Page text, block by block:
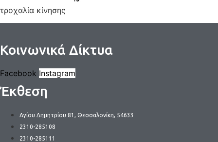
τροχαλία κίνησης
Κοινωνικά Δίκτυα
Facebook Instagram
Έκθεση
Αγίου Δημητρίου 81, Θεσσαλονίκη, 54633
2310-285108
2310-285111